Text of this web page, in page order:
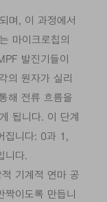
며, 이 과정에서
마이크로칩의
발진기들이
의 원자가 실리
해 전류 흐름을
됩니다. 이 단계
집니다: 0과 1,
니다.
기계적 연마 공
이도록 만듭니